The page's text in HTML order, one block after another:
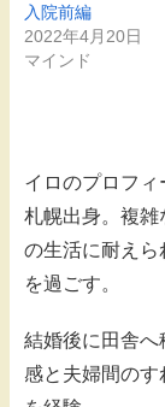
入院前編
2022年4月20日
マインド
イロのプロフィ
札幌出身。複雑
の生活に耐えら
を過ごす。
結婚後に田舎へ
感と夫婦間のす